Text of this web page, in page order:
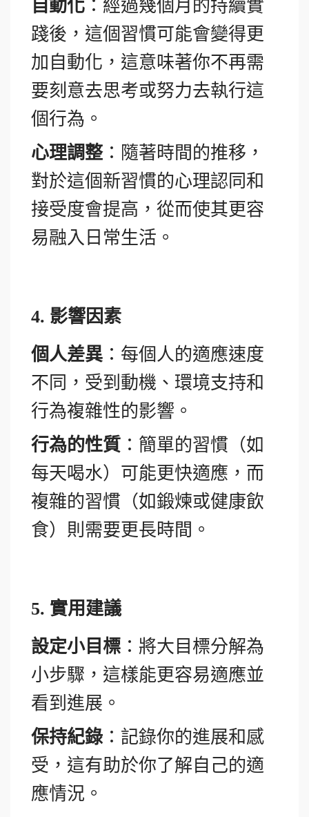
自動化 ：經過幾個月的持續實
踐後，這個習慣可能會變得更
加自動化，這意味著你不再需
要刻意去思考或努力去執行這
個行為。
心理調整：隨著時間的推移，
對於這個新習慣的心理認同和
接受度會提高，從而使其更容
易融入日常生活。
4. 影響因素
個人差異 ：每個人的適應速度
不同，受到動機、環境支持和
行為複雜性的影響。
行為的性質 ：簡單的習慣（如
每天喝水）可能更快適應，而
複雜的習慣（如鍛煉或健康飲
食）則需要更長時間。
5. 實用建議
設定小目標 ：將大目標分解為
小步驟，這樣能更容易適應並
看到進展。
保持紀錄 ：記錄你的進展和感
受，這有助於你了解自己的適
應情況。